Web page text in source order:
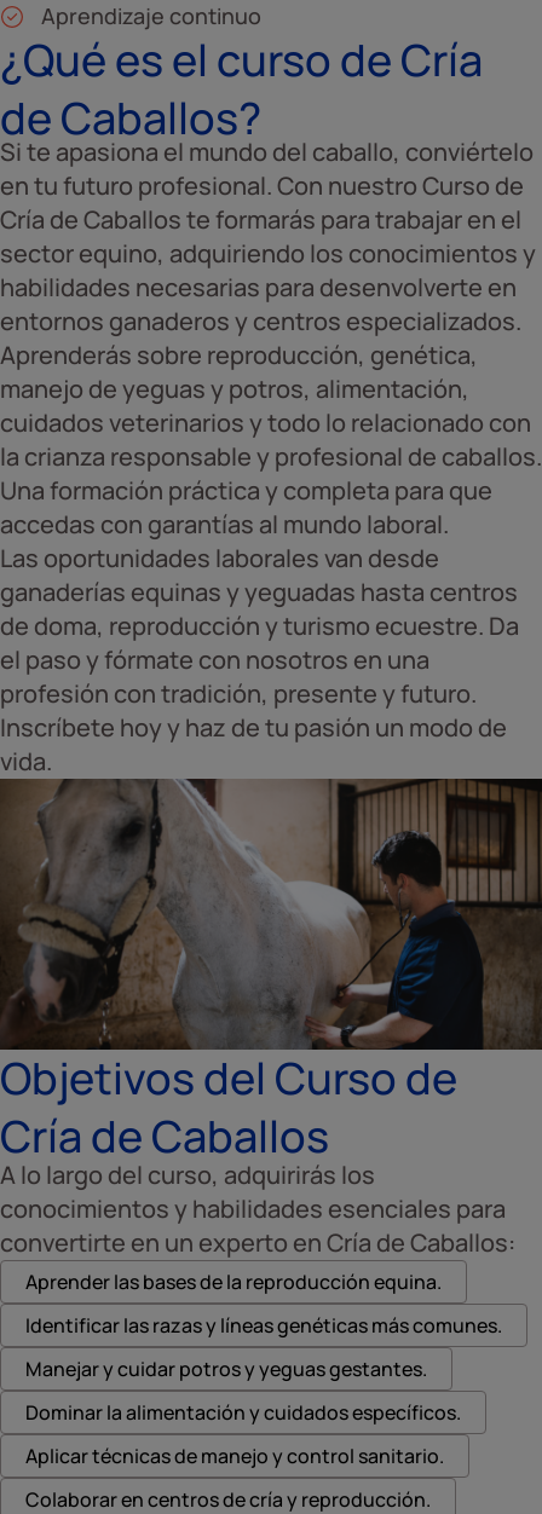
Aprendizaje continuo
¿Qué es el curso de Cría
de Caballos?
Si te apasiona el mundo del caballo, conviértelo
en tu futuro profesional. Con nuestro Curso de
Cría de Caballos te formarás para trabajar en el
sector equino, adquiriendo los conocimientos y
habilidades necesarias para desenvolverte en
entornos ganaderos y centros especializados.
Aprenderás sobre reproducción, genética,
manejo de yeguas y potros, alimentación,
cuidados veterinarios y todo lo relacionado con
la crianza responsable y profesional de caballos.
Una formación práctica y completa para que
accedas con garantías al mundo laboral.
Las oportunidades laborales van desde
ganaderías equinas y yeguadas hasta centros
de doma, reproducción y turismo ecuestre. Da
el paso y fórmate con nosotros en una
profesión con tradición, presente y futuro.
Inscríbete hoy y haz de tu pasión un modo de
vida.
Objetivos del Curso de
Cría de Caballos
A lo largo del curso, adquirirás los
conocimientos y habilidades esenciales para
convertirte en un experto en Cría de Caballos:
Aprender las bases de la reproducción equina.
Identificar las razas y líneas genéticas más comunes.
Manejar y cuidar potros y yeguas gestantes.
Dominar la alimentación y cuidados específicos.
Aplicar técnicas de manejo y control sanitario.
Colaborar en centros de cría y reproducción.